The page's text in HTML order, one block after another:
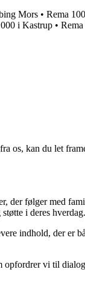
Mors • Rema
i Kastrup •
os, kan du let
der følger med
i deres hverdag.
indhold, der er
vi til